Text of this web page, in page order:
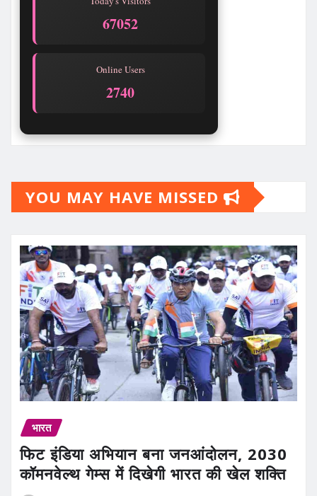
67052
Online Users
2740
YOU MAY HAVE MISSED
भारत
फिट इंडिया अभियान बना जनआंदोलन, 2030
कॉमनवेल्थ गेम्स में दिखेगी भारत की खेल शक्ति